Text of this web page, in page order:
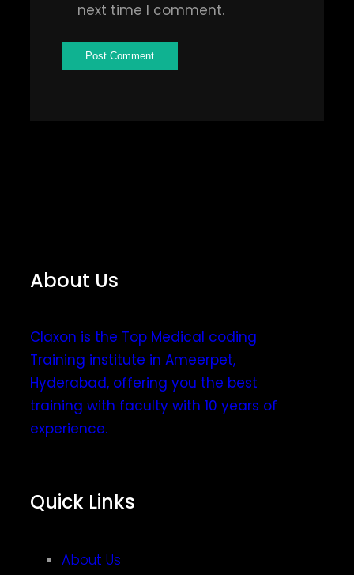
next time I comment.
About Us
Claxon is the Top Medical coding
Training institute in Ameerpet,
Hyderabad, offering you the best
training with faculty with 10 years of
experience.
Quick Links
About Us